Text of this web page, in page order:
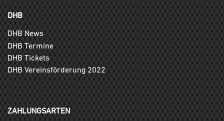
DHB
DHB News
DHB Termine
DHB Tickets
DHB Vereinsförderung 2022
ZAHLUNGSARTEN